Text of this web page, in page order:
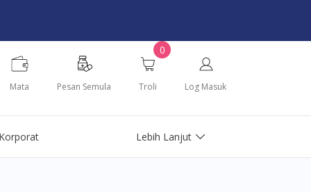
Mata Pesan Semula
0
Troli Log Masuk
Korporat Lebih Lanjut